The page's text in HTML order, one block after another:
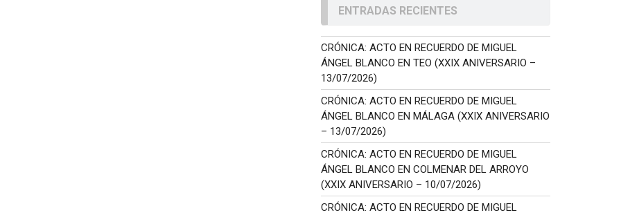
ENTRADAS RECIENTES
CRÓNICA: ACTO EN RECUERDO DE MIGUEL
ÁNGEL BLANCO EN TEO (XXIX ANIVERSARIO –
13/07/2026)
CRÓNICA: ACTO EN RECUERDO DE MIGUEL
ÁNGEL BLANCO EN MÁLAGA (XXIX ANIVERSARIO
– 13/07/2026)
CRÓNICA: ACTO EN RECUERDO DE MIGUEL
ÁNGEL BLANCO EN COLMENAR DEL ARROYO
(XXIX ANIVERSARIO – 10/07/2026)
CRÓNICA: ACTO EN RECUERDO DE MIGUEL